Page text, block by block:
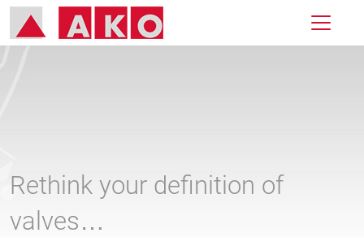
Rethink your definition of
valves…